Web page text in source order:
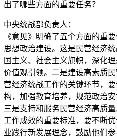
出了哪些方面的重要任务？
中央统战部负责人：
《意见》明确了五个方面的重
思想政治建设。这是民营经济
国主义、社会主义旗帜，深化
价值观引领。二是建设高素质
营经济统战工作的关键环节，
构，加强教育培养，规范政治
三是支持和服务民营经济高质
工作成效的重要标准，要不断
业践行新发展理念，鼓励他们